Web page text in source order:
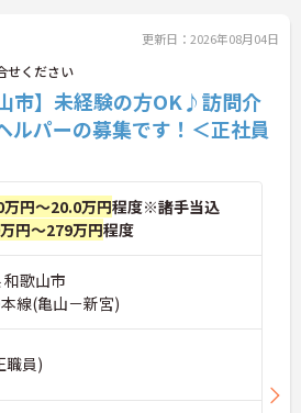
更新日：2026年08月04日
ください
市】未経験の方OK♪訪問介
ルパーの募集です！＜正社員
万円～20.0万円程度※諸手当込
円～279万円程度
歌山市
線(亀山－新宮)
職員)